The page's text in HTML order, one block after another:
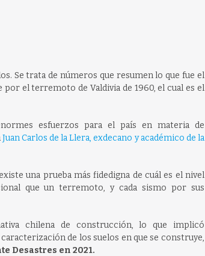
Se trata de números que resumen lo que fue el
el terremoto de Valdivia de 1960, el cual es el
esfuerzos para el país en materia de
Juan Carlos de la Llera, exdecano y académico de la
una prueba más fidedigna de cuál es el nivel
que un terremoto, y cada sismo por sus
chilena de construcción, lo que implicó
de los suelos en que se construye,
Desastres en 2021.